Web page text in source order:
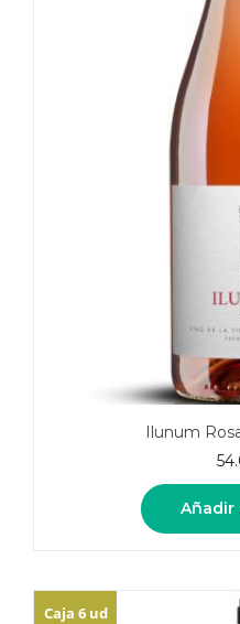
Ilunum
Añadir
Caja 6 ud